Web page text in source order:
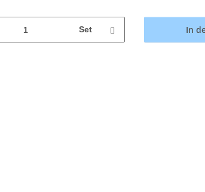
Set In